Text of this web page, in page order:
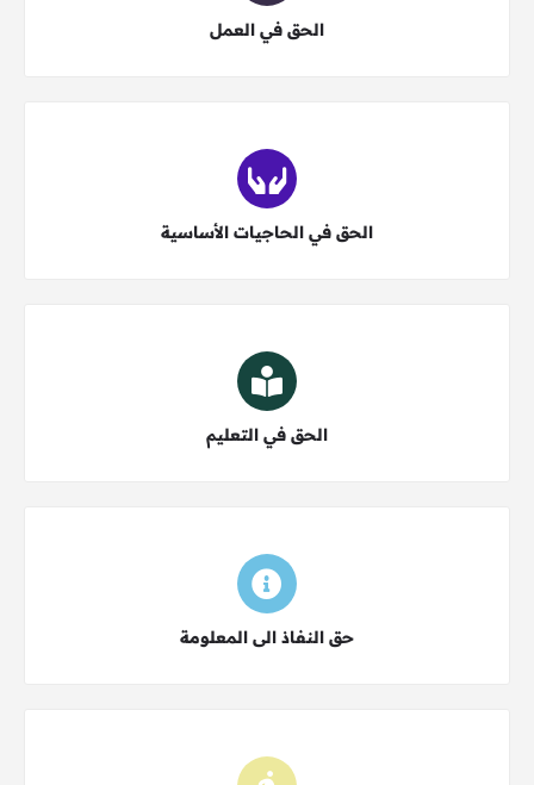
الحق في العمل
الحق في الحاجيات الأساسية
اختر النوع
الحق في التعليم
اختر النوع
حق النفاذ الى المعلومة
اختر النوع